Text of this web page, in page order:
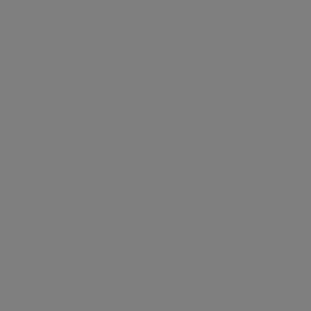
vin signe ici un très joli Bourgogne
Charmes Dessus 2022 est un vin
de fruits rouges prononcés et une